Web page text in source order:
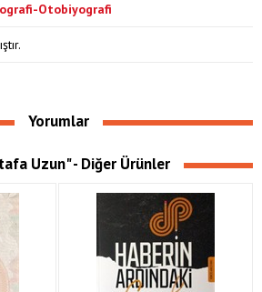
Otobiyografi
Yorumlar
Uzun" - Diğer Ürünler